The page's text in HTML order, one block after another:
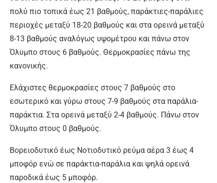
πολύ πιο τοπικά έως 21 βαθμούς, παράκτιες-παράλιες
περιοχές μεταξύ 18-20 βαθμούς και στα ορεινά μεταξύ
8-13 βαθμούς αναλόγως υψομέτρου και πάνω στον
Όλυμπο στους 6 βαθμούς. Θερμοκρασίες πάνω της
κανονικής.
Ελάχιστες θερμοκρασίες στους 7 βαθμούς στο
εσωτερικό και γύρω στους 7-9 βαθμούς στα παράλια-
παράκτια. Στα ορεινά μεταξύ 2-4 βαθμούς. Πάνω στον
Όλυμπο στους 0 βαθμούς.
Βορειοδυτικό έως Νοτιοδυτικό ρεύμα αέρα 3 έως 4
μποφόρ ενώ σε παράκτια-παράλια και ψηλά ορεινά
παροδικά έως 5 μποφόρ.